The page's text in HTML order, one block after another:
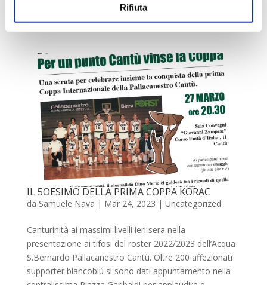
Rifiuta
centralissima Piazza Garibaldi per applaudire e
spronare...
IL 5OESIMO DELLA PRIMA COPPA KORAC
da Samuele Nava | Mar 24, 2023 | Uncategorized
Canturinità ai massimi livelli ieri sera nella
presentazione ai tifosi del roster 2022/2023 dell’Acqua
S.Bernardo Pallacanestro Cantù. Oltre 200 affezionati
supporter biancoblù si sono dati appuntamento nella